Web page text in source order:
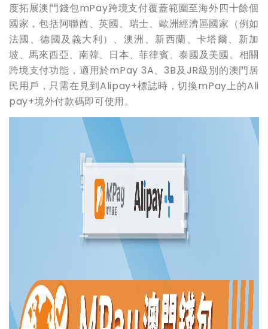
度拓展澳門錢包mPay跨境支付覆蓋範圍至海外四十餘個
國家，包括阿聯酋、英國、瑞士、歐洲經濟區國家（例如
法國、德國及義大利）、澳洲、新西蘭、卡塔爾、新加
坡、馬來西亞、南韓、日本、菲律賓、泰國及美國。相關
跨境支付功能，適用於mPay 3A、3B及JR級別的澳門居
民用戶，只需在見到Alipay+標誌時，切換mPay上的Ali
pay+境外付款碼即可使用。